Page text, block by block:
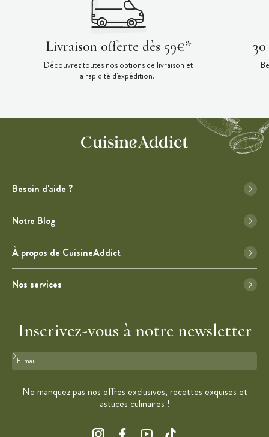
Livraison offerte dès 59€*
Découvrez toutes nos options de livraison et
la rapidité d'expédition.
Besoin d'aide ?
Notre Blog
À propos de CuisineAddict
Nos services
Inscrivez-vous à notre newsletter
Format : adresse@email.com
Ne manquez pas nos offres exclusives, recettes exquises et
astuces culinaires !